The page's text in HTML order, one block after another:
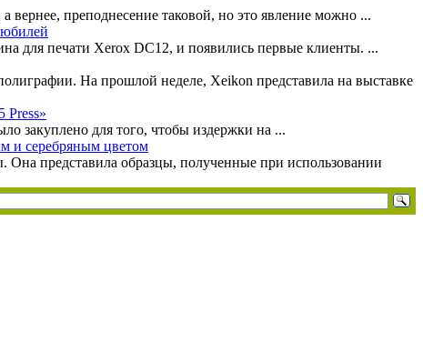
преподнесение таковой, но это явление можно ...
юбилей
для печати Xerox DC12, и появились первые клиенты. ...
На прошлой неделе, Xeikon представила на выставке
закуплено для того, чтобы издержки на ...
и серебряным цветом
представила образцы, полученные при использовании